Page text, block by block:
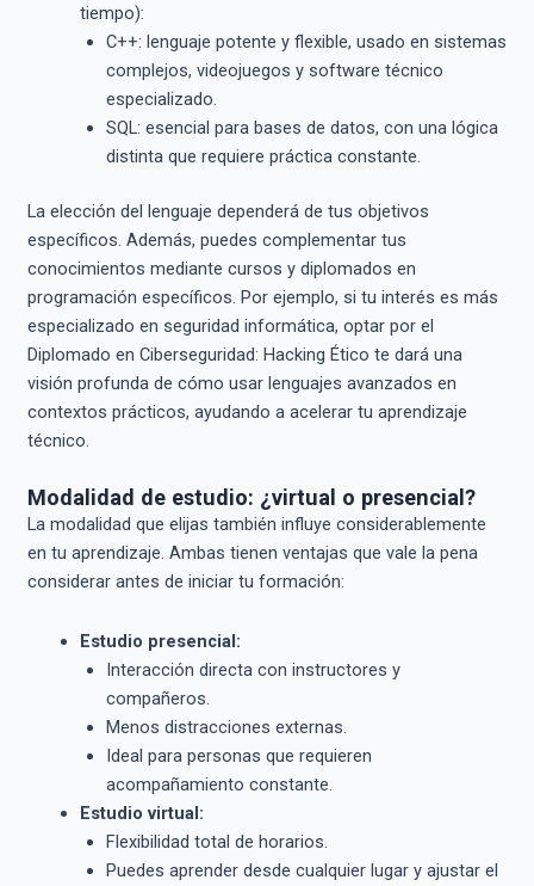
tiempo):
C++: lenguaje potente y flexible, usado en sistemas
complejos, videojuegos y software técnico
especializado.
SQL: esencial para bases de datos, con una lógica
distinta que requiere práctica constante.
La elección del lenguaje dependerá de tus objetivos
específicos. Además, puedes complementar tus
conocimientos mediante cursos y diplomados en
programación específicos. Por ejemplo, si tu interés es más
especializado en seguridad informática, optar por el
Diplomado en Ciberseguridad: Hacking Ético te dará una
visión profunda de cómo usar lenguajes avanzados en
contextos prácticos, ayudando a acelerar tu aprendizaje
técnico.
Modalidad de estudio: ¿virtual o presencial?
La modalidad que elijas también influye considerablemente
en tu aprendizaje. Ambas tienen ventajas que vale la pena
considerar antes de iniciar tu formación:
Estudio presencial:
Interacción directa con instructores y
compañeros.
Menos distracciones externas.
Ideal para personas que requieren
acompañamiento constante.
Estudio virtual:
Flexibilidad total de horarios.
Puedes aprender desde cualquier lugar y ajustar el